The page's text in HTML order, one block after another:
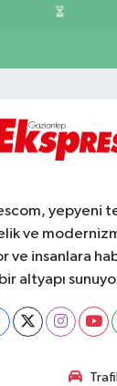
yepyeni
ve
ve insanlara
bir altyapı